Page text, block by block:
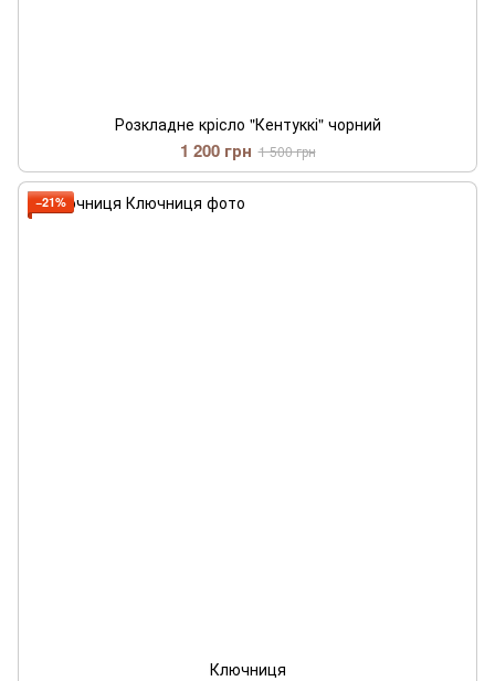
Розкладне крісло "Кентуккі" чорний
1 200 грн 1 500 грн
−21%
Ключниця